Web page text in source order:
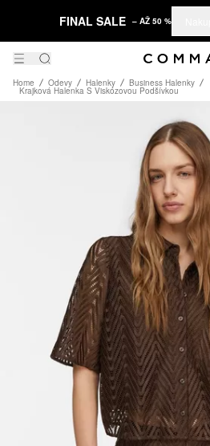
FINAL SALE – AŽ 50 %
Home Odevy Halenky Business Halenky
Krajková Halenka S Viskózovou Podšívkou